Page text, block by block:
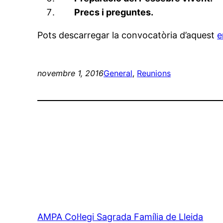
Precs i preguntes.
Pots descarregar la convocatòria d’aquest
novembre 1, 2016General, Reunions
AMPA Col·legi Sagrada Família de Lleida